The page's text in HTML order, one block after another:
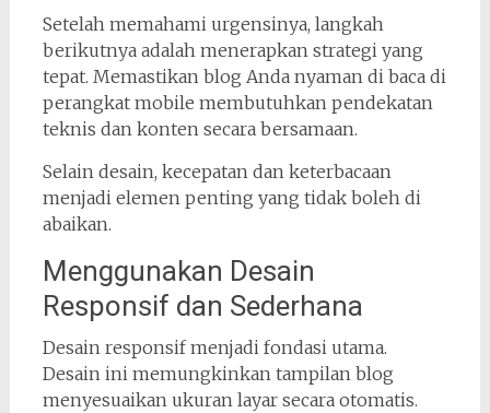
Setelah memahami urgensinya, langkah
berikutnya adalah menerapkan strategi yang
tepat. Memastikan blog Anda nyaman di baca di
perangkat mobile membutuhkan pendekatan
teknis dan konten secara bersamaan.
Selain desain, kecepatan dan keterbacaan
menjadi elemen penting yang tidak boleh di
abaikan.
Menggunakan Desain
Responsif dan Sederhana
Desain responsif menjadi fondasi utama.
Desain ini memungkinkan tampilan blog
menyesuaikan ukuran layar secara otomatis.